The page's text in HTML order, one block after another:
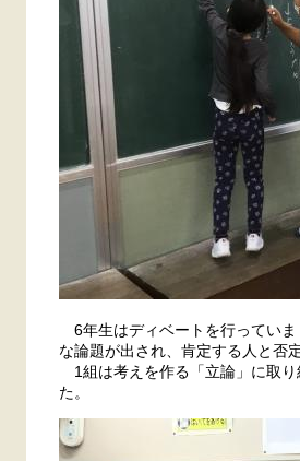
6年生はディベートを行っていま
な論題が出され、肯定する人と否
1組は考えを作る「立論」に取り
た。